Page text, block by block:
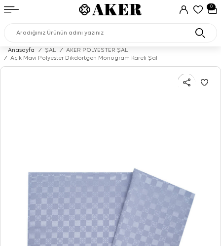
0
Anasayfa / ŞAL /
AKER POLYESTER ŞAL
/
Açık Mavi Polyester Dikdörtgen Monogram Kareli Şal